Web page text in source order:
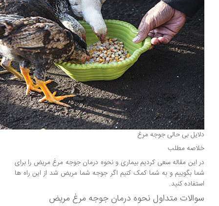
دلایل بی حالی جوجه مرغ
خلاصه مطلب
در این مقاله سعی کردیم بیماری و نحوه درمان جوجه مرغ مریض را برای
شما بگوییم و به شما کمک کنیم اگر جوجه شما مریض شد از این راه ها
استفاده کنید.
سوالات متداول نحوه درمان جوجه مرغ مریض